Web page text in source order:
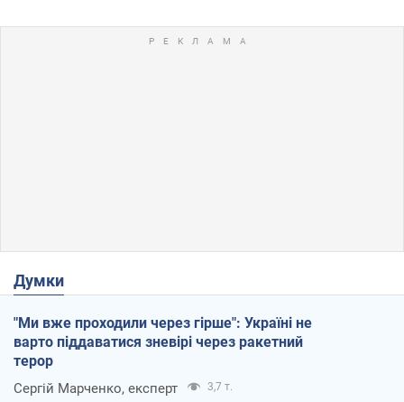
Думки
"Ми вже проходили через гірше": Україні не
варто піддаватися зневірі через ракетний
терор
Сергій Марченко, експерт 3,7 т.